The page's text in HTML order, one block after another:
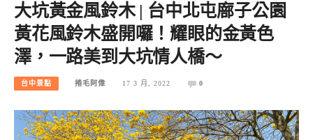
大坑黃金風鈴木 | 台中北屯廍子公園
黃花風鈴木盛開囉！耀眼的金黃色
澤，一路美到大坑情人橋～
台中景點 捲毛阿偉 17 3 月, 2022 0